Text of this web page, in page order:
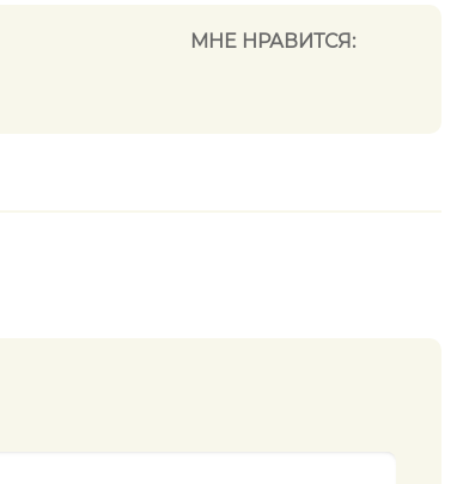
МНЕ НРАВИТСЯ: